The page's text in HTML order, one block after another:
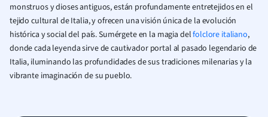
monstruos y dioses antiguos, están profundamente entretejidos en el
tejido cultural de Italia, y ofrecen una visión única de la evolución
histórica y social del país. Sumérgete en la magia delfolclore italiano,
donde cada leyenda sirve de cautivador portal al pasado legendario de
Italia, iluminando las profundidades de sus tradiciones milenarias y la
vibrante imaginación de su pueblo.